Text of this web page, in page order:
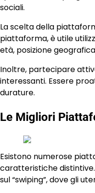
sociali.
La scelta della
piattaforma, è utile
età, posizione
Inoltre, partecipare
interessanti. Essere
durature.
Le Migliori
Esistono numerose
caratteristiche
sul “swiping”, dove gli